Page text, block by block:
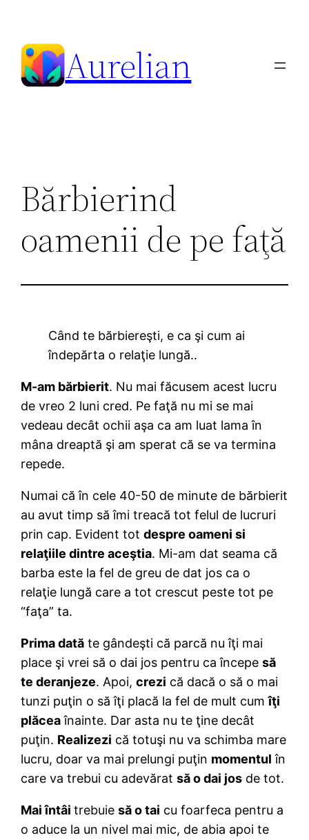
content
Aurelian
Bărbierind
oamenii de pe faţă
Când te bărbiereşti, e ca şi cum ai
îndepărta o relaţie lungă..
M-am bărbierit. Nu mai făcusem acest lucru
de vreo 2 luni cred. Pe faţă nu mi se mai
vedeau decât ochii aşa ca am luat lama în
mâna dreaptă şi am sperat că se va termina
repede.
Numai că în cele 40-50 de minute de bărbierit
au avut timp să îmi treacă tot felul de lucruri
prin cap. Evident totdespre oameni si
relaţiile dintre aceştia. Mi-am dat seama că
barba este la fel de greu de dat jos ca o
relaţie lungă care a tot crescut peste tot pe
“faţa” ta.
Prima dată te gândeşti că parcă nu îţi mai
place şi vrei să o dai jos pentru ca începesă
te deranjeze. Apoi,crezi că dacă o să o mai
tunzi puţin o să îţi placă la fel de mult cumîţi
plăceaînainte. Dar asta nu te ţine decât
puţin. Realizezi că totuşi nu va schimba mare
lucru, doar va mai prelungi puţin momentul în
care va trebui cu adevăratsă o dai jos de tot.
Mai întâitrebuiesă o tai cu foarfeca pentru a
o aduce la un nivel mai mic, de abia apoi te